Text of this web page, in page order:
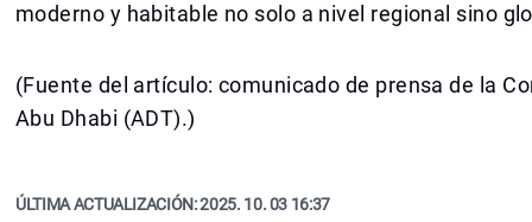
moderno y habitable no solo a nivel regional sino
(Fuente del artículo: comunicado de prensa de la
Abu Dhabi (ADT).)
ÚLTIMA ACTUALIZACIÓN:2025. 10. 03 16:37